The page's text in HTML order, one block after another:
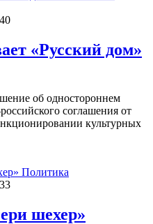
«Русский дом»
об одностороннем
соглашения от
культурных
Политика
шехер»